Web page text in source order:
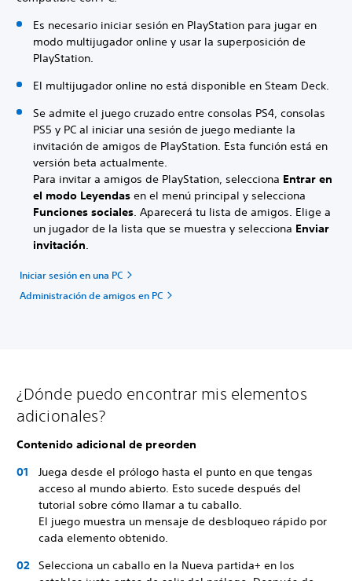
Es necesario iniciar sesión en PlayStation para jugar en
modo multijugador online y usar la superposición de
PlayStation.
El multijugador online no está disponible en Steam Deck.
Se admite el juego cruzado entre consolas PS4, consolas
PS5 y PC al iniciar una sesión de juego mediante la
invitación de amigos de PlayStation. Esta función está en
versión beta actualmente.
Para invitar a amigos de PlayStation, selecciona Entrar en
el modo Leyendas en el menú principal y selecciona
Funciones sociales. Aparecerá tu lista de amigos. Elige a
un jugador de la lista que se muestra y selecciona Enviar
invitación.
Iniciar sesión en una PC
Administración de amigos en PC
¿Dónde puedo encontrar mis elementos
adicionales?
Contenido adicional de preorden
Juega desde el prólogo hasta el punto en que tengas
acceso al mundo abierto. Esto sucede después del
tutorial sobre cómo llamar a tu caballo.
El juego muestra un mensaje de desbloqueo rápido por
cada elemento obtenido.
Selecciona un caballo en la Nueva partida+ en los